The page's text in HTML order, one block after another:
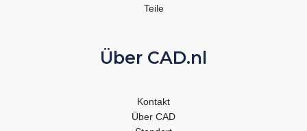
Teile
Über CAD.nl
Kontakt
Über CAD